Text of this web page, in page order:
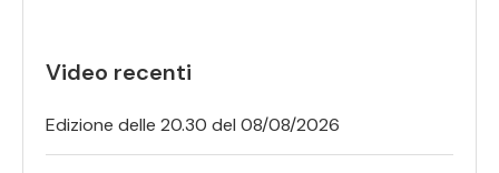
Video recenti
Edizione delle 20.30 del 08/08/2026